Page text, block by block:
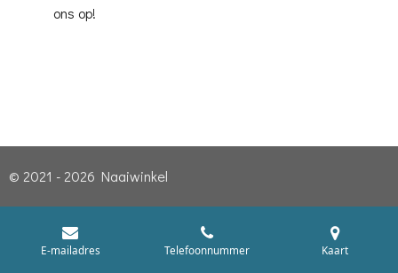
ons op!
© 2021 - 2026 Naaiwinkel
E-mailadres Telefoonnummer Kaart